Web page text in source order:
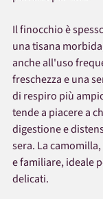
Il finocchio è
una tisana
anche all'uso
freschezza e una
di respiro più
tende a piacere a
digestione e
sera. La
e familiare, ideale
delicati.